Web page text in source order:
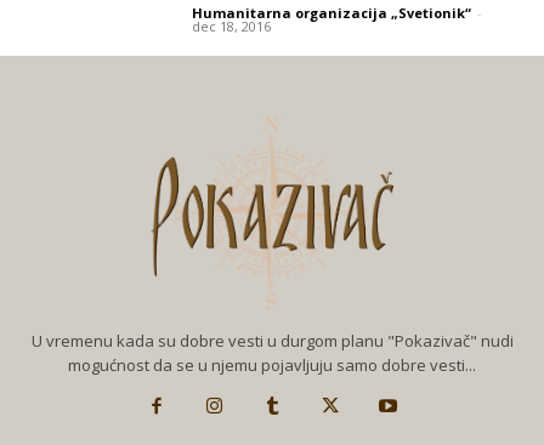
Humanitarna organizacija „Svetionik“ -
dec 18, 2016
U vremenu kada su dobre vesti u durgom planu "Pokazivač" nudi
mogućnost da se u njemu pojavljuju samo dobre vesti...